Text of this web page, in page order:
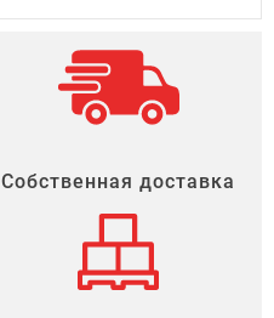
Собственная доставка